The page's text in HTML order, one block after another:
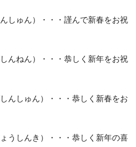
しゅん）・・・謹んで新春をお祝
んねん）・・・恭しく新年をお祝
んしゅん）・・・恭しく新春をお
うしんき）・・・恭しく新年の喜